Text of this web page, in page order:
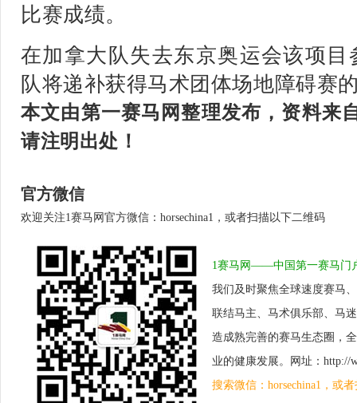
比赛成绩。
在加拿大队失去东京奥运会该项
队将递补获得马术团体场地障碍赛
本文由第一赛马网整理发布，资料来
请注明出处 ！
官方微信
欢迎关注1赛马网官方微信：horsechina1，或者扫描以下二维码
1赛马网——中国第一赛马门
我们及时聚焦全球速度赛马
联结马主、马术俱乐部、马
造成熟完善的赛马生态圈，
业的健康发展。网址：http://
搜索微信：horsechina1，或